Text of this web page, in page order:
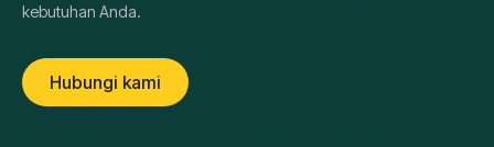
kebutuhan Anda.
Hubungi kami